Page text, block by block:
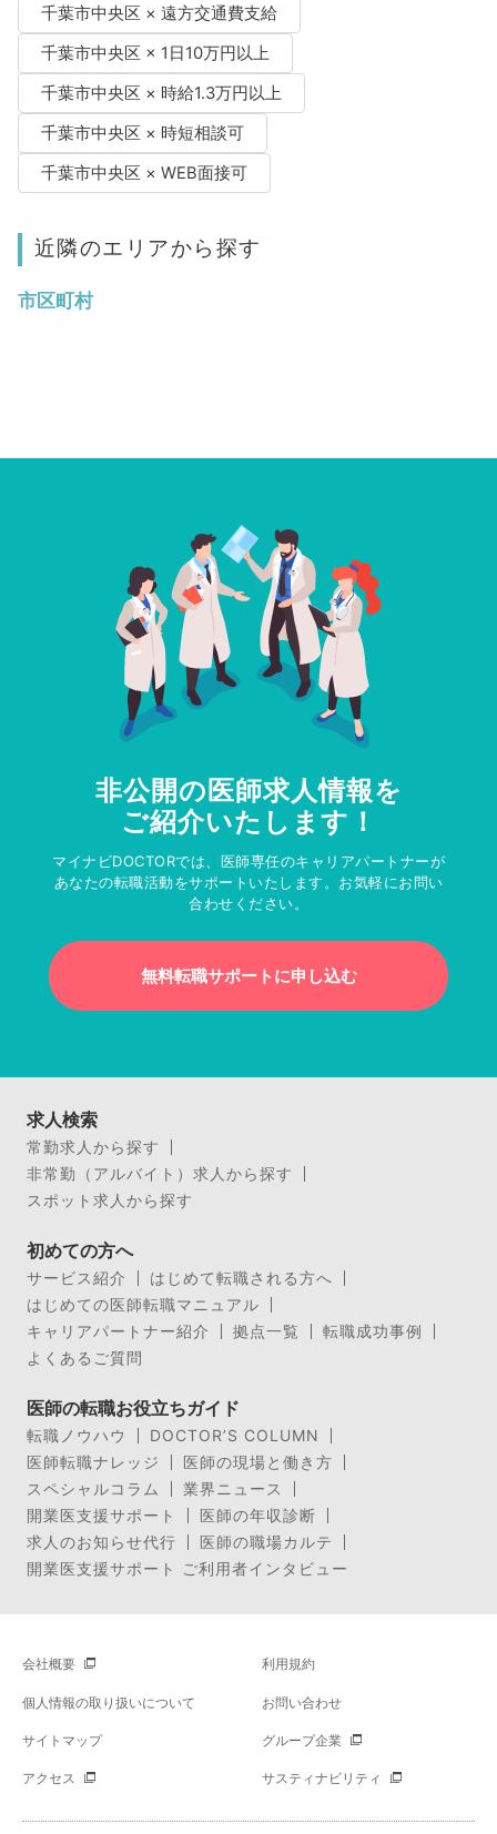
千葉市中央区 × 遠方交通費支給
千葉市中央区 × 1日10万円以上
千葉市中央区 × 時給1.3万円以上
千葉市中央区 × 時短相談可
千葉市中央区 × WEB面接可
近隣のエリアから探す
市区町村
非公開の医師求人情報を
ご紹介いたします！
マイナビDOCTORでは、医師専任のキャリアパートナーが
あなたの転職活動をサポートいたします。お気軽にお問い
合わせください。
無料転職サポートに申し込む
求人検索
常勤求人から探す
非常勤（アルバイト）求人から探す
スポット求人から探す
初めての方へ
サービス紹介
はじめて転職される方へ
はじめての医師転職マニュアル
キャリアパートナー紹介
拠点一覧
転職成功事例
よくあるご質問
医師の転職お役立ちガイド
転職ノウハウ
DOCTOR’S COLUMN
医師転職ナレッジ
医師の現場と働き方
スペシャルコラム
業界ニュース
開業医支援サポート
医師の年収診断
求人のお知らせ代行
医師の職場カルテ
開業医支援サポート ご利用者インタビュー
会社概要 利用規約
個人情報の取り扱いについて お問い合わせ
サイトマップ グループ企業
アクセス サスティナビリティ